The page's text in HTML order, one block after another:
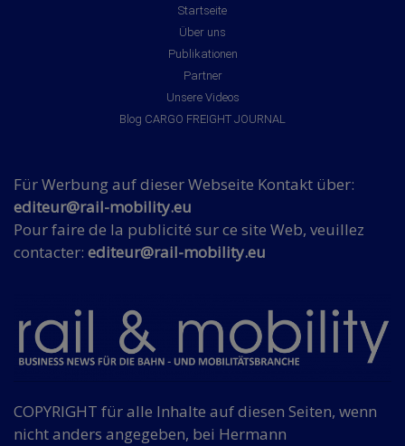
Startseite
Über uns
Publikationen
Partner
Unsere Videos
Blog CARGO FREIGHT JOURNAL
Für Werbung auf dieser Webseite Kontakt über:
editeur@rail-mobility.eu
Pour faire de la publicité sur ce site Web, veuillez
contacter: editeur@rail-mobility.eu
COPYRIGHT für alle Inhalte auf diesen Seiten, wenn
nicht anders angegeben, bei Hermann